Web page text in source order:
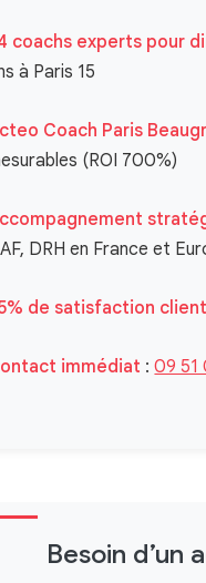
coachs experts pour
à Paris 15
Coach Paris
(ROI 700%)
DRH en France et
de satisfaction client
immédiat :09 51
Besoin